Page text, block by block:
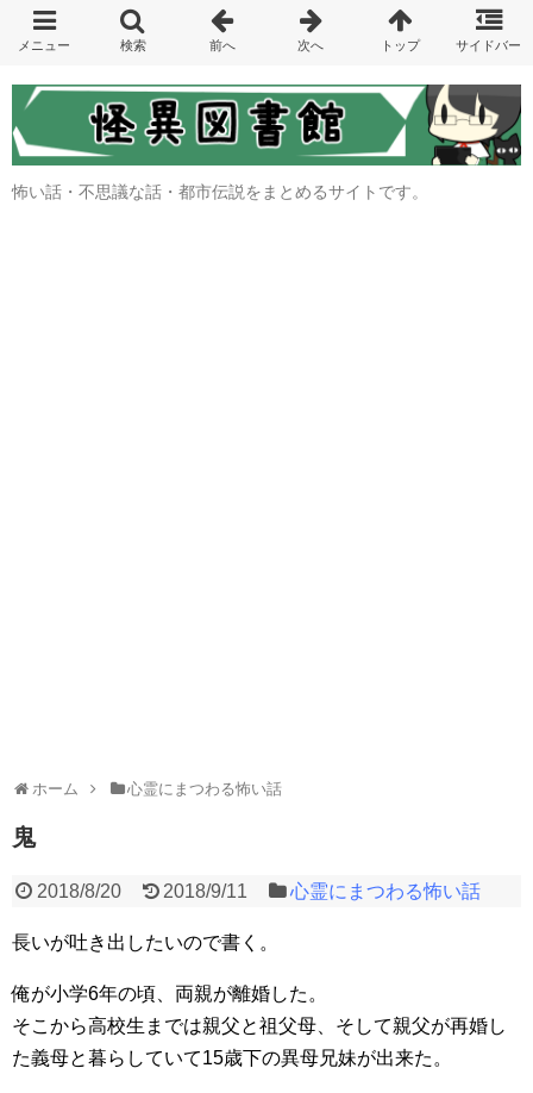
怖い話・不思議な話・都市伝説をまとめるサイトです。
ホーム 心霊にまつわる怖い話
鬼
2018/8/20 2018/9/11 心霊にまつわる怖い話
長いが吐き出したいので書く。
俺が小学6年の頃、両親が離婚した。
そこから高校生までは親父と祖父母、そして親父が再婚し
た義母と暮らしていて15歳下の異母兄妹が出来た。